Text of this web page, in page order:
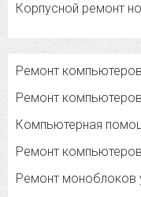
Корпусной ремонт
Ремонт
Ремонт
Компьютерная
Ремонт
Ремонт моноблоков